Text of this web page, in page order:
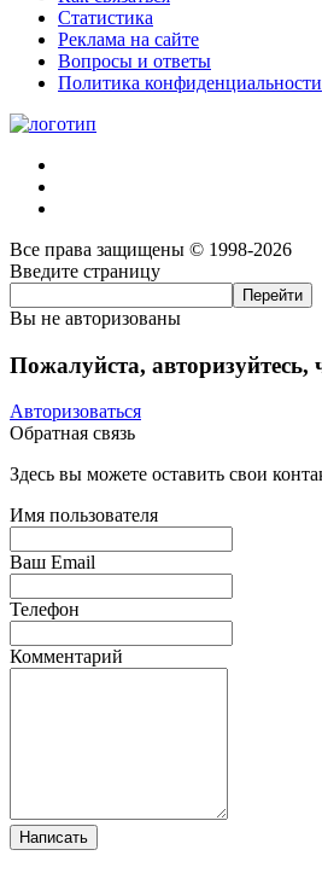
Статистика
Реклама на сайте
Вопросы и ответы
Политика конфиденциальности
Все права защищены © 1998-2026
Введите страницу
Вы не авторизованы
Пожалуйста,
Авторизоваться
Обратная связь
Здесь вы можете оставить свои
Имя пользователя
Ваш Email
Телефон
Комментарий
Написать